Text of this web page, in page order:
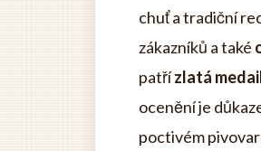
chuť a tradiční
zákazníků a také
patřízlatá
ocenění je
poctivém